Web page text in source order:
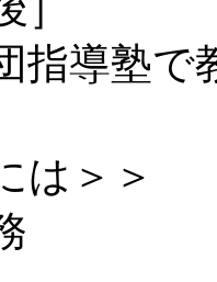
指導塾で
は＞＞